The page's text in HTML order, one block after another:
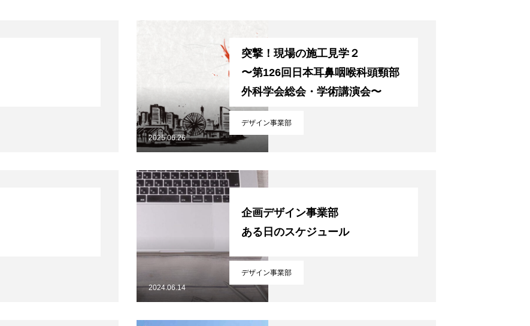
デザイン事業部
突撃！現場の施工見学２
〜第126回日本耳鼻咽喉科頭頸部
外科学会総会・学術講演会〜
2025.06.26
デザイン事業部
企画デザイン事業部
ある日のスケジュール
2024.06.14